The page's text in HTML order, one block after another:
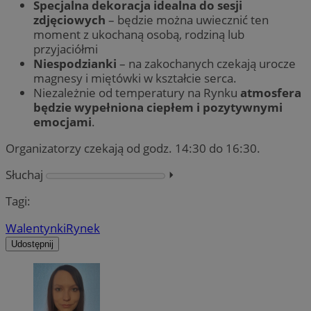
Specjalna dekoracja idealna do sesji
zdjęciowych – będzie można uwiecznić ten
moment z ukochaną osobą, rodziną lub
przyjaciółmi
Niespodzianki – na zakochanych czekają urocze
magnesy i miętówki w kształcie serca.
Niezależnie od temperatury na Rynku atmosfera
będzie wypełniona ciepłem i pozytywnymi
emocjami.
Organizatorzy czekają od godz. 14:30 do 16:30.
Słuchaj
⏵︎
Tagi:
WalentynkiRynek
Udostępnij